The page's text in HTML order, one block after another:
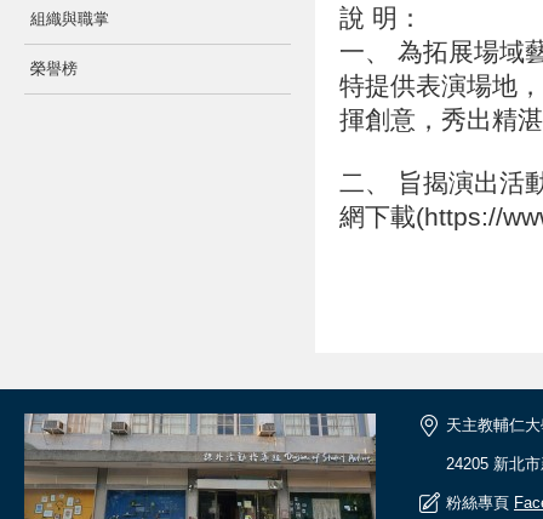
組織與職掌
榮譽榜
說 明：
一、 為拓展場域
特提供表演場地
揮創意，秀出精
二、 旨揭演出活
網下載(https://
天主教輔仁
24205 新北
粉絲專頁